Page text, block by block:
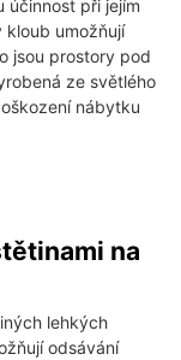
účinnost při jejím
umožňují
jsou prostory pod
ze světlého
nábytku
na
lehkých
odsávání